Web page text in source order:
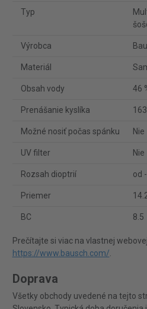
Typ
Výrobca
Materiál
Obsah vody 46
Prenášanie kyslíka
Možné nosiť počas spánku Nie
UV filter Nie
Rozsah dioptrií od
Priemer
BC 8.5
Prečítajte si viac na vlastnej
https://www.bausch.com/.
Doprava
Všetky obchody uvedené na tejto